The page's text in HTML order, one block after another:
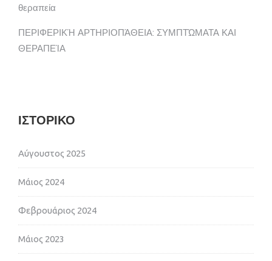
θεραπεία
ΠΕΡΙΦΕΡΙΚΉ ΑΡΤΗΡΙΟΠΆΘΕΙΑ: ΣΥΜΠΤΏΜΑΤΑ ΚΑΙ
ΘΕΡΑΠΕΊΑ
ΙΣΤΟΡΙΚΌ
Αύγουστος 2025
Μάιος 2024
Φεβρουάριος 2024
Μάιος 2023